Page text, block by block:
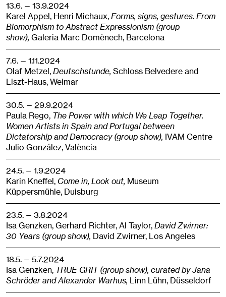
13.6. — 13.9.2024
Karel Appel, Henri Michaux,Forms, signs, gestures. From
Biomorphism to Abstract Expressionism (group
show), Galeria Marc Domènech, Barcelona
7.6. — 1.11.2024
Olaf Metzel,Deutschstunde, Schloss Belvedere and
Liszt-Haus,Weimar
30.5. — 29.9.2024
Paula Rego, The Power with which We Leap Together.
Women Artists in Spain and Portugal between
Dictatorship and Democracy (group show), IVAM Centre
Julio González,València
24.5. — 1.9.2024
Karin Kneffel, Come in, Look out, Museum
Küppersmühle, Duisburg
23.5. — 3.8.2024
Isa Genzken, Gerhard Richter, Al Taylor,David Zwirner:
30 Years (group show), David Zwirner, Los Angeles
18.5. — 5.7.2024
Isa Genzken, TRUE GRIT (group show), curated by Jana
Schröder and Alexander Warhus, Linn Lühn, Düsseldorf